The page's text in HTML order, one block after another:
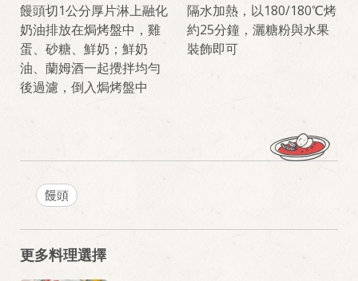
饅頭切1公分厚片淋上融化
奶油排放在焗烤盤中，雞
蛋、砂糖、鮮奶；鮮奶
油、蘭姆酒一起攪拌均勻
後過濾，倒入焗烤盤中
隔水加熱，以180/180℃烤
約25分鐘，灑糖粉與水果
裝飾即可
饅頭
更多料理選擇